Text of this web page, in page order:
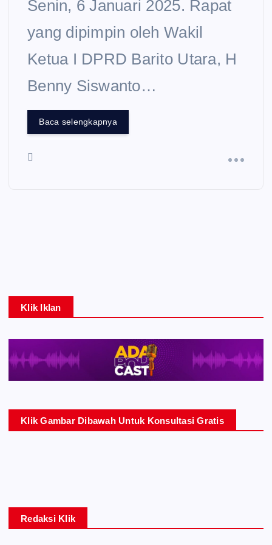
Senin, 6 Januari 2025. Rapat
yang dipimpin oleh Wakil
Ketua I DPRD Barito Utara, H
Benny Siswanto…
Baca selengkapnya
Klik Iklan
Klik Gambar Dibawah Untuk Konsultasi Gratis
Redaksi Klik